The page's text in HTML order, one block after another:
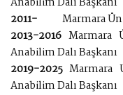
2011- Marmara
2013-2016 Marmara
Anabilim Dalı Başkanı
2019-2025Marmara
Anabilim Dalı Başkanı